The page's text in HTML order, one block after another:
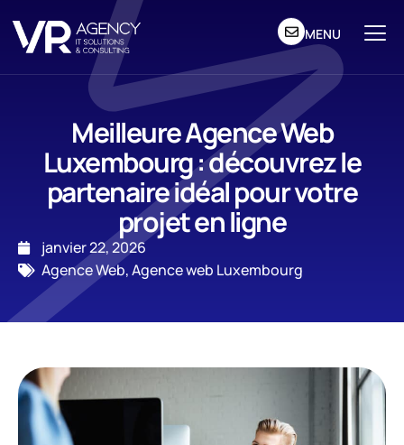
MENU
Meilleure Agence Web
Luxembourg : découvrez le
partenaire idéal pour votre
projet en ligne
janvier 22, 2026
Agence Web,Agence web Luxembourg